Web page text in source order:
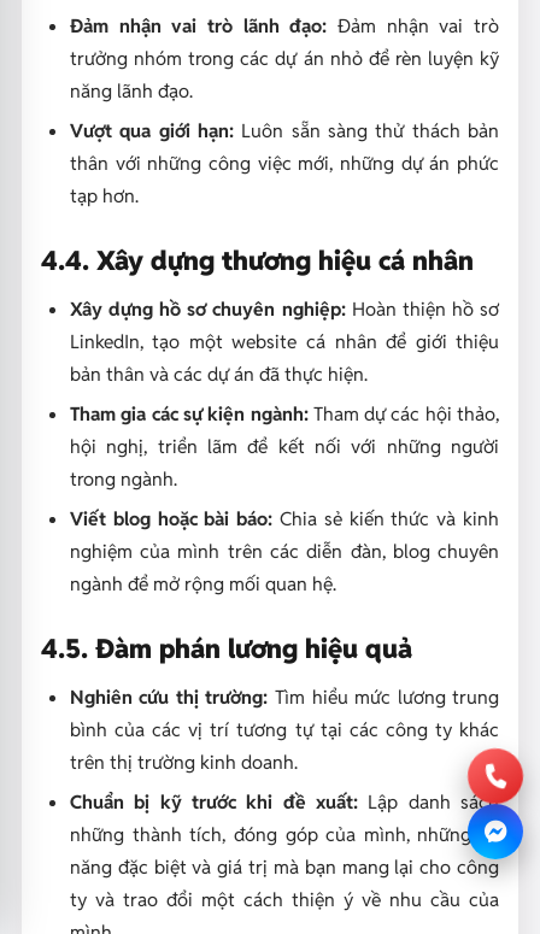
Đảm nhận vai trò lãnh đạo: Đảm nhận vai trò
trưởng nhóm trong các dự án nhỏ để rèn luyện kỹ
năng lãnh đạo.
Vượt qua giới hạn:Luôn sẵn sàng thử thách bản
thân với những công việc mới, những dự án phức
tạp hơn.
4.4. Xây dựng thương hiệu cá nhân
Xây dựng hồ sơ chuyên nghiệp:Hoàn thiện hồ sơ
LinkedIn, tạo một website cá nhân để giới thiệu
bản thân và các dự án đã thực hiện.
Tham gia các sự kiện ngành:Tham dự các hội thảo,
hội nghị, triển lãm để kết nối với những người
trong ngành.
Viết blog hoặc bài báo: Chia sẻ kiến thức và kinh
nghiệm của mình trên các diễn đàn, blog chuyên
ngành để mở rộng mối quan hệ.
4.5. Đàm phán lương hiệu quả
Nghiên cứu thị trường: Tìm hiểu mức lương trung
bình của các vị trí tương tự tại các công ty khác
trên thị trường kinh doanh.
Chuẩn bị kỹ trước khi đề xuất: Lập danh sách
những thành tích, đóng góp của mình, những kỹ
năng đặc biệt và giá trị mà bạn mang lại cho công
ty và trao đổi một cách thiện ý về nhu cầu của